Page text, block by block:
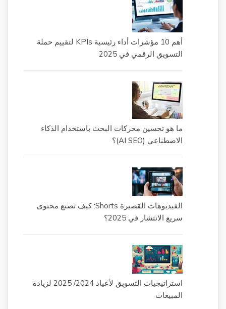
أهم 10 مؤشرات أداء رئيسية KPIs لتقييم حملة
التسويق الرقمي في 2025
ما هو تحسين محركات البحث باستخدام الذكاء
الاصطناعي (AI SEO)؟
الفيديوهات القصيرة Shorts: كيف تصنع محتوى
سريع الانتشار في 2025؟
استراتيجيات التسويق لأعياد 2024/ 2025 لزيادة
المبيعات